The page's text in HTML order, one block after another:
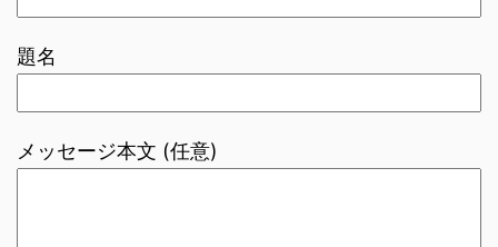
題名
メッセージ本文 (任意)